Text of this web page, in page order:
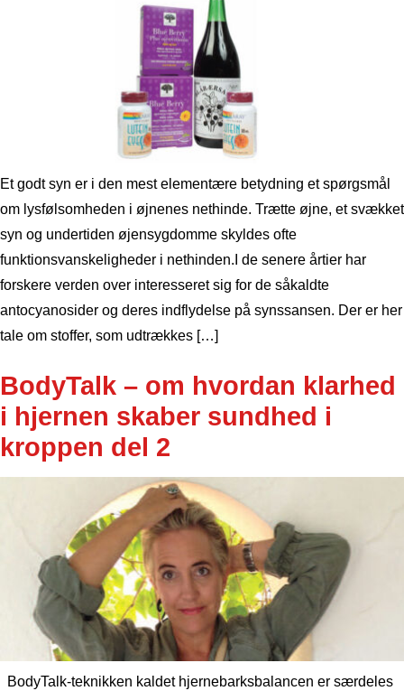
Et godt syn er i den mest elementære betydning et spørgsmål
om lysfølsomheden i øjnenes nethinde. Trætte øjne, et svækket
syn og undertiden øjensygdomme skyldes ofte
funktionsvanskeligheder i nethinden.I de senere årtier har
forskere verden over interesseret sig for de såkaldte
antocyanosider og deres indflydelse på synssansen. Der er her
tale om stoffer, som udtrækkes […]
BodyTalk – om hvordan klarhed
i hjernen skaber sundhed i
kroppen del 2
BodyTalk-teknikken kaldet hjernebarksbalancen er særdeles